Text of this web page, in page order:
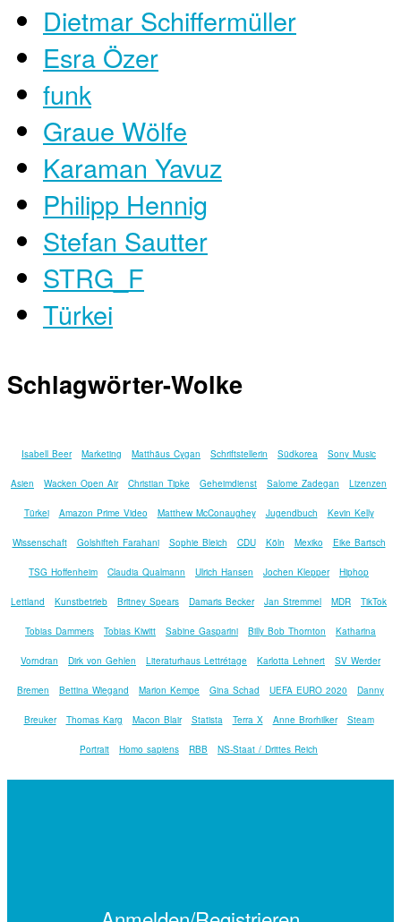
Dietmar Schiffermüller
Esra Özer
funk
Graue Wölfe
Karaman Yavuz
Philipp Hennig
Stefan Sautter
STRG_F
Türkei
Schlagwörter-Wolke
Isabell Beer Marketing Matthäus Cygan Schriftstellerin Südkorea Sony Music
Asien Wacken Open Air Christian Tipke Geheimdienst Salome Zadegan Lizenzen
Türkei Amazon Prime Video Matthew McConaughey Jugendbuch Kevin Kelly
Wissenschaft Golshifteh Farahani Sophie Bleich CDU Köln Mexiko Eike Bartsch
TSG Hoffenheim Claudia Qualmann Ulrich Hansen Jochen Klepper Hiphop
Lettland Kunstbetrieb Britney Spears Damaris Becker Jan Stremmel MDR TikTok
Tobias Dammers Tobias Kiwitt Sabine Gasparini Billy Bob Thornton Katharina
Vorndran Dirk von Gehlen Literaturhaus Lettrétage Karlotta Lehnert SV Werder
Bremen Bettina Wiegand Marion Kempe Gina Schad UEFA EURO 2020 Danny
Breuker Thomas Karg Macon Blair Statista Terra X Anne Brorhilker Steam
Portrait Homo sapiens RBB NS-Staat / Drittes Reich